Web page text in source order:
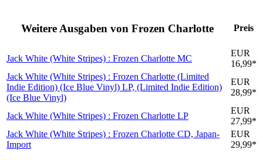
Weitere Ausgaben von Frozen Charlotte Preis
Jack White (White Stripes) : Frozen Charlotte MC
EUR
16,99*
Jack White (White Stripes) : Frozen Charlotte (Limited
Indie Edition) (Ice Blue Vinyl) LP, (Limited Indie Edition)
(Ice Blue Vinyl)
EUR
28,99*
Jack White (White Stripes) : Frozen Charlotte LP
EUR
27,99*
Jack White (White Stripes) : Frozen Charlotte CD, Japan-
Import
EUR
29,99*